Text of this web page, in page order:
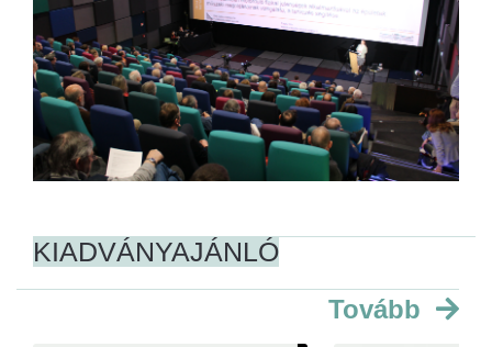
KIADVÁNYAJÁNLÓ
Tovább